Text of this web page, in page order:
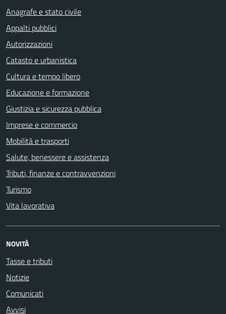
Anagrafe e stato civile
Appalti pubblici
Autorizzazioni
Catasto e urbanistica
Cultura e tempo libero
Educazione e formazione
Giustizia e sicurezza pubblica
Imprese e commercio
Mobilità e trasporti
Salute, benessere e assistenza
Tributi, finanze e contravvenzioni
Turismo
Vita lavorativa
NOVITÀ
Tasse e tributi
Notizie
Comunicati
Avvisi